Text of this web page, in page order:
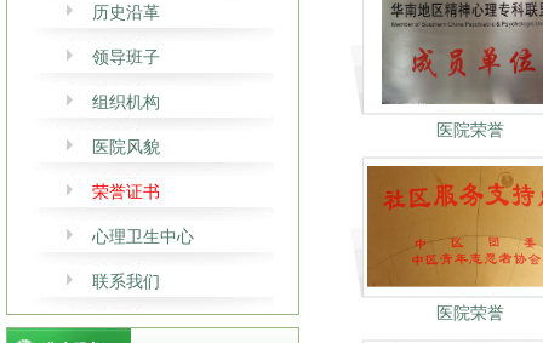
历史沿革
领导班子
组织机构
医院风貌
荣誉证书
心理卫生中心
联系我们
医院荣誉
医院荣誉